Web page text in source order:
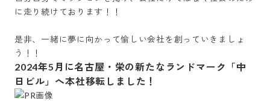
に走り続けております！！
是非、一緒に夢に向かって愉しい会社を創っていきましょ
う！！
2024年5月に名古屋・栄の新たなランドマーク「中
日ビル」へ本社移転しました！